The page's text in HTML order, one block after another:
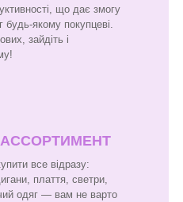
що дає змогу
будь-якому покупцеві.
зайдіть і
все відразу:
плаття, светри,
одяг — вам не варто